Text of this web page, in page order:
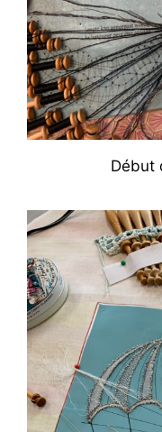
Début